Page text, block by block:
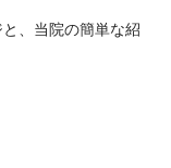
、当院の簡単な紹